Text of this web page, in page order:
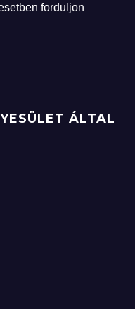
forduljon
ÁLTAL